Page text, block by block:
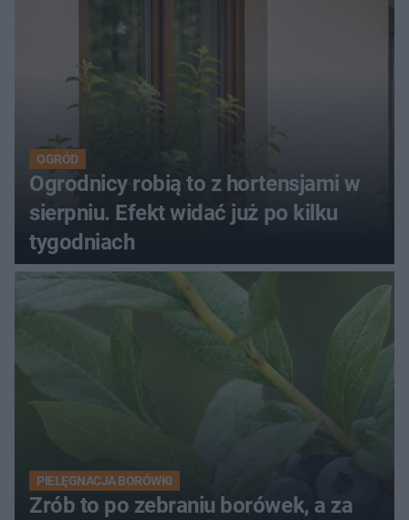
OGRÓD
Ogrodnicy robią to z hortensjami w
sierpniu. Efekt widać już po kilku
tygodniach
PIELĘGNACJA BORÓWKI
Zrób to po zebraniu borówek, a za